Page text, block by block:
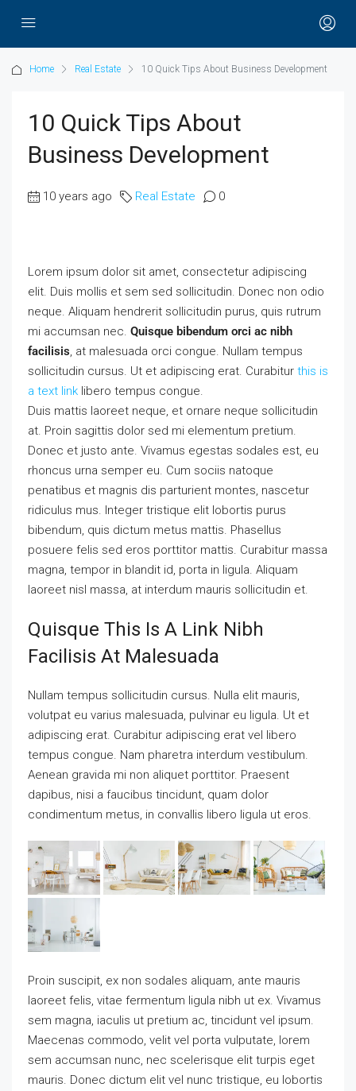
Home Real Estate 10 Quick Tips About Business Development
10 Quick Tips About
Business Development
10 years ago Real Estate 0
Lorem ipsum dolor sit amet, consectetur adipiscing
elit. Duis mollis et sem sed sollicitudin. Donec non odio
neque. Aliquam hendrerit sollicitudin purus, quis rutrum
mi accumsan nec. Quisque bibendum orci ac nibh
facilisis, at malesuada orci congue. Nullam tempus
sollicitudin cursus. Ut et adipiscing erat. Curabitur this is
a text link libero tempus congue.
Duis mattis laoreet neque, et ornare neque sollicitudin
at. Proin sagittis dolor sed mi elementum pretium.
Donec et justo ante. Vivamus egestas sodales est, eu
rhoncus urna semper eu. Cum sociis natoque
penatibus et magnis dis parturient montes, nascetur
ridiculus mus. Integer tristique elit lobortis purus
bibendum, quis dictum metus mattis. Phasellus
posuere felis sed eros porttitor mattis. Curabitur massa
magna, tempor in blandit id, porta in ligula. Aliquam
laoreet nisl massa, at interdum mauris sollicitudin et.
Quisque This Is A Link Nibh
Facilisis At Malesuada
Nullam tempus sollicitudin cursus. Nulla elit mauris,
volutpat eu varius malesuada, pulvinar eu ligula. Ut et
adipiscing erat. Curabitur adipiscing erat vel libero
tempus congue. Nam pharetra interdum vestibulum.
Aenean gravida mi non aliquet porttitor. Praesent
dapibus, nisi a faucibus tincidunt, quam dolor
condimentum metus, in convallis libero ligula ut eros.
Proin suscipit, ex non sodales aliquam, ante mauris
laoreet felis, vitae fermentum ligula nibh ut ex. Vivamus
sem magna, iaculis ut pretium ac, tincidunt vel ipsum.
Maecenas commodo, velit vel porta vulputate, lorem
sem accumsan nunc, nec scelerisque elit turpis eget
mauris. Donec dictum elit vel nunc tristique, eu lobortis